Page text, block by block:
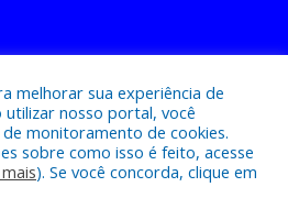
a Câmara Municipal de Curralinho.
melhorar sua experiência de
nosso portal, você
monitoramento de cookies.
sobre como isso é feito, acesse
). Se você concorda, clique em